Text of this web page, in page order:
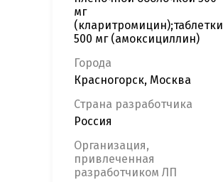
мг
(кларитромицин);таблетки
500 мг (амоксициллин)
Города
Красногорск, Москва
Страна разработчика
Россия
Организация,
привлеченная
разработчиком ЛП